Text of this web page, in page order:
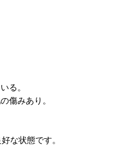
る。
傷みあり。
な状態です。